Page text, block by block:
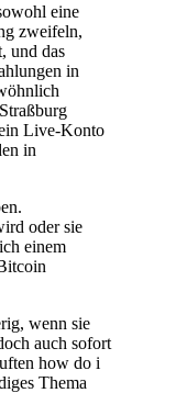
eine
zweifeln,
und das
in
Live-Konto
in
oder sie
einem
wenn sie
auch sofort
how do i
Thema